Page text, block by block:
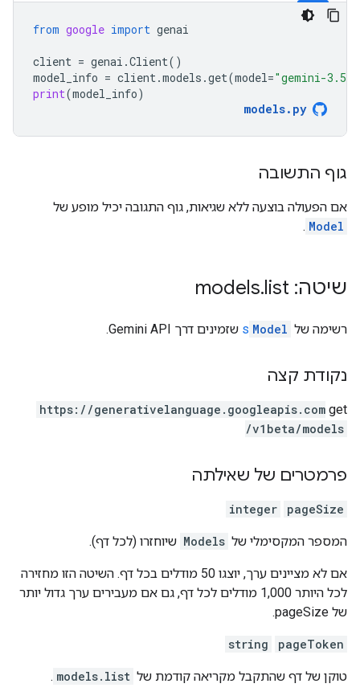
from google import genai
client = genai .Client()
model_info = client.models .get(model="gemini-3.5-
print(model_info)
models. py
גוף התשובה
אם הפעולה בוצעה ללא שגיאות, גוף התגובה יכיל מופע של
Model
.
שיטה: models .list
רשימה של Model
s שזמינים דרך Gemini API.
נקודת קצה
get
https: / /generativelanguage.googleapis.com
/v1beta/models
פרמטרים של שאילתה
pageSize
integer
המספר המקסימלי של Models שיוחזרו (לכל דף).
אם לא מציינים ערך, יוצגו 50 מודלים בכל דף. השיטה הזו מחזירה
לכל היותר 1,000 מודלים לכל דף, גם אם מעבירים ערך גדול יותר
של pageSize.
pageToken
string
טוקן של דף שהתקבל מקריאה קודמת של models.list
.